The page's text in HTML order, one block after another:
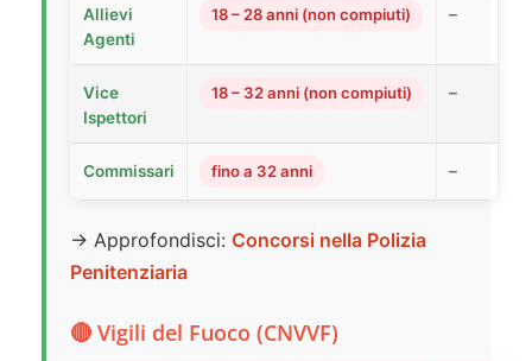
Allievi
Agenti
18 – 28 anni (non compiuti) –
Vice
Ispettori
18 – 32 anni (non compiuti) –
Commissari fino a 32 anni –
→ Approfondisci: Concorsi nella Polizia
Penitenziaria
🔴 Vigili del Fuoco (CNVVF)